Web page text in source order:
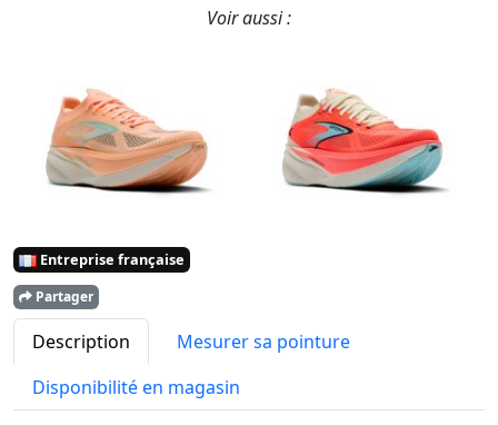
Voir aussi :
Entreprise française
Partager
Description
Mesurer sa pointure
Disponibilité en magasin